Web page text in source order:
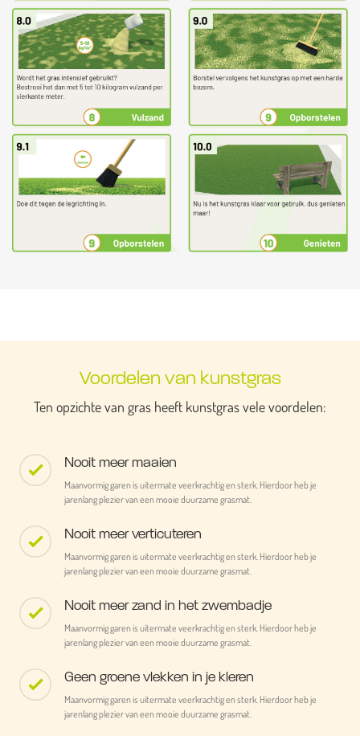
Voordelen van kunstgras
Ten opzichte van gras heeft kunstgras vele voordelen:
Nooit meer maaien
Maanvormig garen is uitermate veerkrachtig en sterk. Hierdoor heb je
jarenlang plezier van een mooie duurzame grasmat.
Nooit meer verticuteren
Maanvormig garen is uitermate veerkrachtig en sterk. Hierdoor heb je
jarenlang plezier van een mooie duurzame grasmat.
Nooit meer zand in het zwembadje
Maanvormig garen is uitermate veerkrachtig en sterk. Hierdoor heb je
jarenlang plezier van een mooie duurzame grasmat.
Geen groene vlekken in je kleren
Maanvormig garen is uitermate veerkrachtig en sterk. Hierdoor heb je
jarenlang plezier van een mooie duurzame grasmat.